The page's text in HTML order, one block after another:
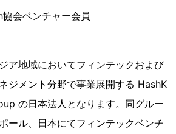
会ベンチャー会員
ア地域においてフィンテックおよび
ジメント分野で事業展開する HashK
の日本法人となります。同グルー
ール、日本にてフィンテックベンチ